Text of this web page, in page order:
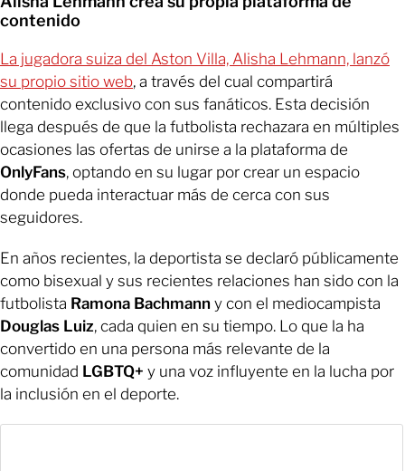
contenido
La jugadora suiza del Aston Villa, Alisha Lehmann, lanzó
su propio sitio web, a través del cual compartirá
contenido exclusivo con sus fanáticos. Esta decisión
llega después de que la futbolista rechazara en múltiples
ocasiones las ofertas de unirse a la plataforma de
OnlyFans, optando en su lugar por crear un espacio
donde pueda interactuar más de cerca con sus
seguidores.
En años recientes, la deportista se declaró públicamente
como bisexual y sus recientes relaciones han sido con la
futbolista Ramona Bachmann y con el mediocampista
Douglas Luiz, cada quien en su tiempo. Lo que la ha
convertido en una persona más relevante de la
comunidad LGBTQ+ y una voz influyente en la lucha por
la inclusión en el deporte.